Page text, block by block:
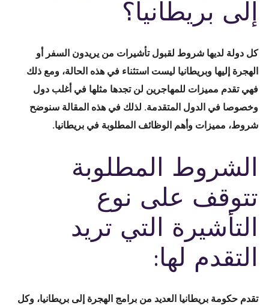
إلى بريطانيا؟
كل دولة لديها شروط لقبول تأشيرات من يريدون السفر أو
الهجرة إليها وبريطانيا ليست استثناء في هذه الحالة، ومع ذلك
فهي تقدم مميزات للمهاجرين لن تجدها مثلها في أغلب دول
وخصوصا في الدول المتقدمة. لذلك في هذه المقالة سنوضح
شروط، مميزات وأهم الوظائف المطلوبة في بريطانيا.
الشروط المطلوبة
تتوقف على نوع
التأشيرة التي تريد
التقدم لها:
تقدم حكومة بريطانيا العديد من برامج الهجرة إلى بريطانيا، وكل